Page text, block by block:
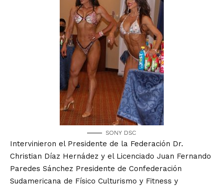
SONY DSC
Intervinieron el Presidente de la Federación Dr.
Christian Díaz Hernádez y el Licenciado Juan Fernando
Paredes Sánchez Presidente de Confederación
Sudamericana de Físico Culturismo y Fitness y